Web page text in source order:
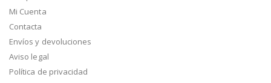
Mi Cuenta
Contacta
Envíos y devoluciones
Aviso legal
Política de privacidad